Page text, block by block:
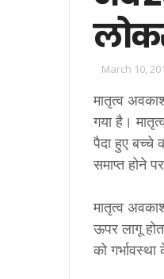
March 10,
मातृत्व
गया है।
पैदा हुए बच्चे
समाप्त होने
मातृत्व
ऊपर लागू
को